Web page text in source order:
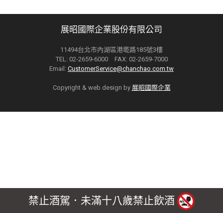
展昭國際企業股份有限公司
11494台北市內湖區港墘路185號3樓
TEL: 02-2659-6000 FAX: 02-2659-7000
Email: CustomerService@chanchao.com.tw
Copyright & web design by 展昭國際企業
禁止酒駕．未滿十八歲禁止飲酒